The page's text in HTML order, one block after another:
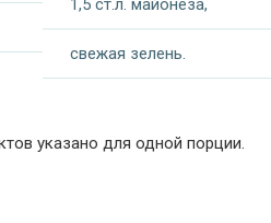
1,5 ст.л. майонеза,
свежая зелень.
указано для одной порции.